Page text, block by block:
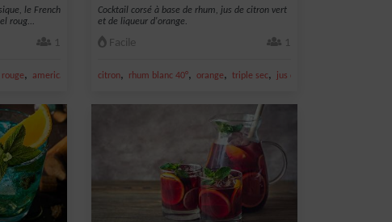
le French
roug...
1
, americano Liqueur
Cocktail corsé à base de rhum, jus de citron vert
et de liqueur d'orange.
Facile 1
citron, rhum blanc 40°, orange, triple sec, jus de citron vert